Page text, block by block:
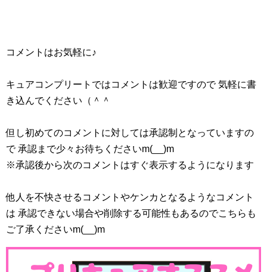
コメントはお気軽に♪
キュアコンプリートではコメントは歓迎ですので 気軽に書
き込んでください（＾＾
但し初めてのコメントに対しては承認制となっていますの
で 承認まで少々お待ちくださいm(__)m
※承認後から次のコメントはすぐ表示するようになります
他人を不快させるコメントやケンカとなるようなコメント
は 承認できない場合や削除する可能性もあるのでこちらも
ご了承くださいm(__)m